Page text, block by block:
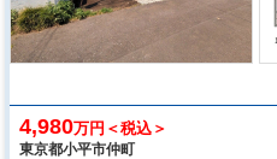
4,980万円＜税込＞
東京都小平市仲町